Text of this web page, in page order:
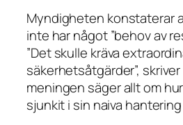
Myndigheten konstaterar
inte har något ”behov av
”Det skulle kräva
säkerhetsåtgärder”,
meningen säger allt om
sjunkit i sin naiva